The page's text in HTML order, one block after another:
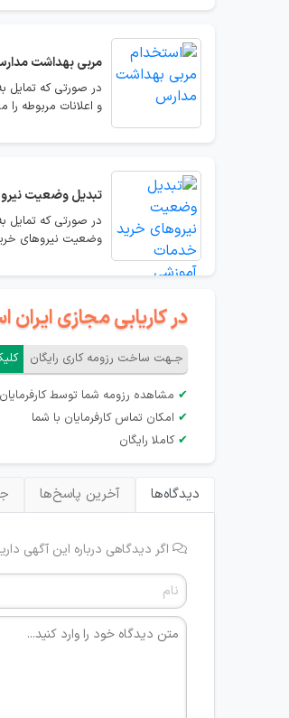
مربی بهداشت
در صورتی که تمایل
و اعلانات مربوطه را
تبدیل وضعیت
در صورتی که تمایل
وضعیت نیروهای
در کاریابی مجازی
جـهت ساخت رزومه کاری رایگان
✔ مشاهده رزومه شما توسط
✔ امکان تماس کارفرمایان با شما
✔ کاملا رایگان
دیدگاه‌ها آخرین پاسخ‌ها
اگر دیدگاهی درباره این آگهی